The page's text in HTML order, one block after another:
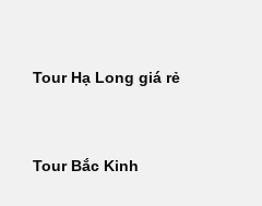
Tour Hạ Long giá rẻ
Tour Bắc Kinh